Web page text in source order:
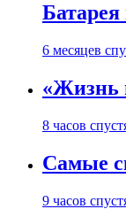
6 месяцев
«Жизнь
8 часов
Самые
9 часов